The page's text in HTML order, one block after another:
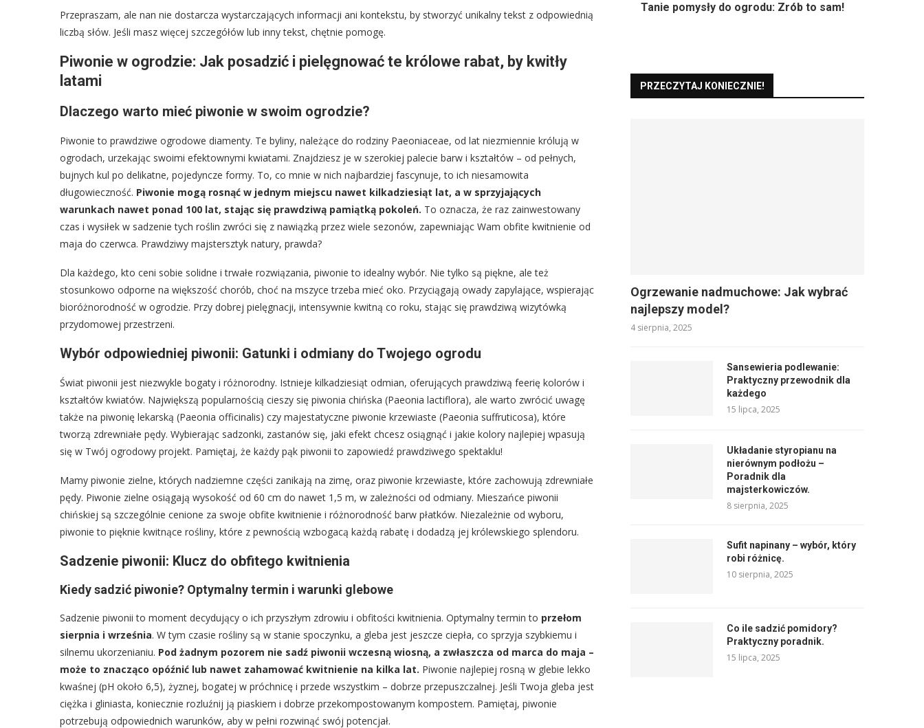
Przepraszam, ale nan nie dostarcza wystarczających informacji ani kontekstu, by stworzyć unikalny tekst z odpowiednią
liczbą słów. Jeśli masz więcej szczegółów lub inny tekst, chętnie pomogę.
Piwonie w ogrodzie: Jak posadzić i pielęgnować te królowe rabat, by kwitły
latami
Dlaczego warto mieć piwonie w swoim ogrodzie?
Piwonie to prawdziwe ogrodowe diamenty. Te byliny, należące do rodziny Paeoniaceae, od lat niezmiennie królują w
ogrodach, urzekając swoimi efektownymi kwiatami. Znajdziesz je w szerokiej palecie barw i kształtów – od pełnych,
bujnych kul po delikatne, pojedyncze formy. To, co mnie w nich najbardziej fascynuje, to ich niesamowita
długowieczność. Piwonie mogą rosnąć w jednym miejscu nawet kilkadziesiąt lat, a w sprzyjających
warunkach nawet ponad 100 lat, stając się prawdziwą pamiątką pokoleń. To oznacza, że raz zainwestowany
czas i wysiłek w sadzenie tych roślin zwróci się z nawiązką przez wiele sezonów, zapewniając Wam obfite kwitnienie od
maja do czerwca. Prawdziwy majstersztyk natury, prawda?
Dla każdego, kto ceni sobie solidne i trwałe rozwiązania, piwonie to idealny wybór. Nie tylko są piękne, ale też
stosunkowo odporne na większość chorób, choć na mszyce trzeba mieć oko. Przyciągają owady zapylające, wspierając
bioróżnorodność w ogrodzie. Przy dobrej pielęgnacji, intensywnie kwitną co roku, stając się prawdziwą wizytówką
przydomowej przestrzeni.
Wybór odpowiedniej piwonii: Gatunki i odmiany do Twojego ogrodu
Świat piwonii jest niezwykle bogaty i różnorodny. Istnieje kilkadziesiąt odmian, oferujących prawdziwą feerię kolorów i
kształtów kwiatów. Największą popularnością cieszy się piwonia chińska (Paeonia lactiflora), ale warto zwrócić uwagę
także na piwonię lekarską (Paeonia officinalis) czy majestatyczne piwonie krzewiaste (Paeonia suffruticosa), które
tworzą zdrewniałe pędy. Wybierając sadzonki, zastanów się, jaki efekt chcesz osiągnąć i jakie kolory najlepiej wpasują
się w Twój ogrodowy projekt. Pamiętaj, że każdy pąk piwonii to zapowiedź prawdziwego spektaklu!
Mamy piwonie zielne, których nadziemne części zanikają na zimę, oraz piwonie krzewiaste, które zachowują zdrewniałe
pędy. Piwonie zielne osiągają wysokość od 60 cm do nawet 1,5 m, w zależności od odmiany. Mieszańce piwonii
chińskiej są szczególnie cenione za swoje obfite kwitnienie i różnorodność barw płatków. Niezależnie od wyboru,
piwonie to pięknie kwitnące rośliny, które z pewnością wzbogacą każdą rabatę i dodadzą jej królewskiego splendoru.
Sadzenie piwonii: Klucz do obfitego kwitnienia
Kiedy sadzić piwonie? Optymalny termin i warunki glebowe
Sadzenie piwonii to moment decydujący o ich przyszłym zdrowiu i obfitości kwitnienia. Optymalny termin to przełom
sierpnia i września. W tym czasie rośliny są w stanie spoczynku, a gleba jest jeszcze ciepła, co sprzyja szybkiemu i
silnemu ukorzenianiu. Pod żadnym pozorem nie sadź piwonii wczesną wiosną, a zwłaszcza od marca do maja –
może to znacząco opóźnić lub nawet zahamować kwitnienie na kilka lat. Piwonie najlepiej rosną w glebie lekko
kwaśnej (pH około 6,5), żyznej, bogatej w próchnicę i przede wszystkim – dobrze przepuszczalnej. Jeśli Twoja gleba jest
ciężka i gliniasta, koniecznie rozluźnij ją piaskiem i dobrze przekompostowanym kompostem. Pamiętaj, piwonie
potrzebują odpowiednich warunków, aby w pełni rozwinąć swój potencjał.
Tanie pomysły do ogrodu: Zrób to sam!
PRZECZYTAJ KONIECZNIE!
Ogrzewanie nadmuchowe: Jak wybrać
najlepszy model?
4 sierpnia, 2025
Sansewieria podlewanie:
Praktyczny przewodnik dla
każdego
15 lipca, 2025
Układanie styropianu na
nierównym podłożu –
Poradnik dla
majsterkowiczów.
8 sierpnia, 2025
Sufit napinany – wybór, który
robi różnicę.
10 sierpnia, 2025
Co ile sadzić pomidory?
Praktyczny poradnik.
15 lipca, 2025